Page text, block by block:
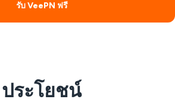
รับ VeePN ฟรี
ประโยชน์